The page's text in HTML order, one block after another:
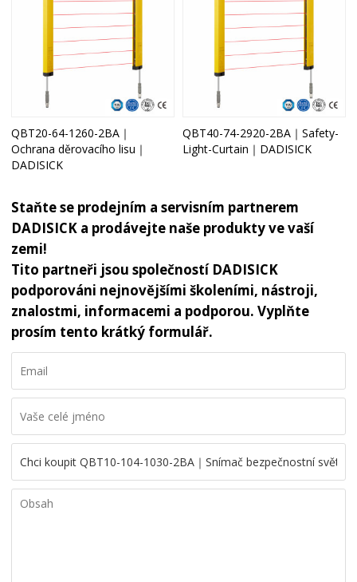
QBT20-64-1260-2BA｜
Ochrana děrovacího lisu｜
DADISICK
QBT40-74-2920-2BA｜Safety-
Light-Curtain｜DADISICK
Staňte se prodejním a servisním partnerem
DADISICK a prodávejte naše produkty ve vaší
zemi!
Tito partneři jsou společností DADISICK
podporováni nejnovějšími školeními, nástroji,
znalostmi, informacemi a podporou. Vyplňte
prosím tento krátký formulář.